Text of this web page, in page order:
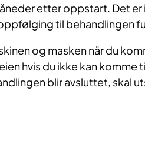
etter oppstart. Det
til behandlingen
og masken når du
hvis du ikke kan komme
blir avsluttet, skal